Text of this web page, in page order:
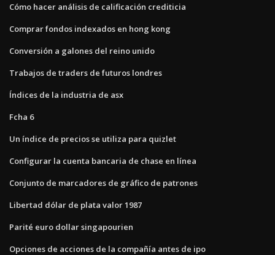
Cómo hacer análisis de calificación crediticia
Comprar fondos indexados en hong kong
Conversión a galones del reino unido
Trabajos de traders de futuros londres
Índices de la industria de asx
Fcha 6
Un índice de precios se utiliza para quizlet
Configurar la cuenta bancaria de chase en línea
Conjunto de marcadores de gráfico de patrones
Libertad dólar de plata valor 1987
Parité euro dollar singapourien
Opciones de acciones de la compañía antes de ipo